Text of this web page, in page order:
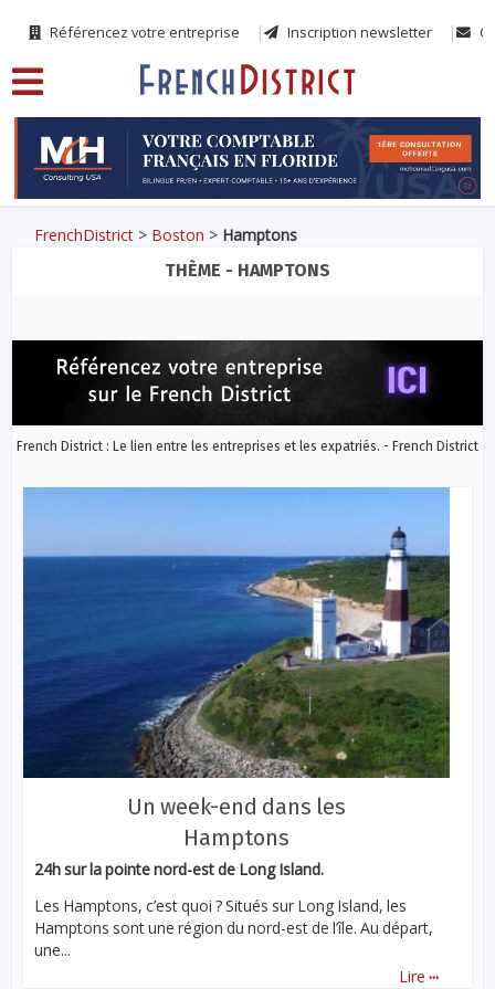
Référencez votre entreprise Inscription newsletter
FrenchDistrict > Boston > Hamptons
THÈME - HAMPTONS
French District : Le lien entre les entreprises et les expatriés. - French District
Un week-end dans les
Hamptons
24h sur la pointe nord-est de Long Island.
Les Hamptons, c’est quoi ? Situés sur Long Island, les
Hamptons sont une région du nord-est de l’île. Au départ,
une...
Lire ...